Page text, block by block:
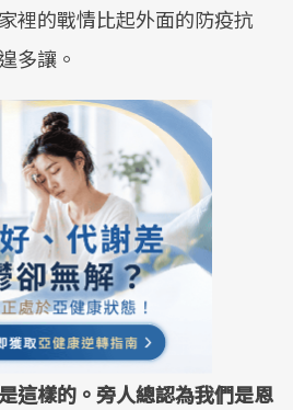
裡的戰情比起外面的防疫抗
多讓。
這樣的。旁人總認為我們是恩